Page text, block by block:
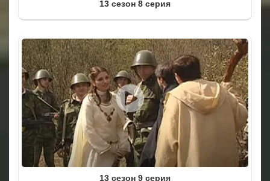
13 сезон 8 серия
13 сезон 9 серия